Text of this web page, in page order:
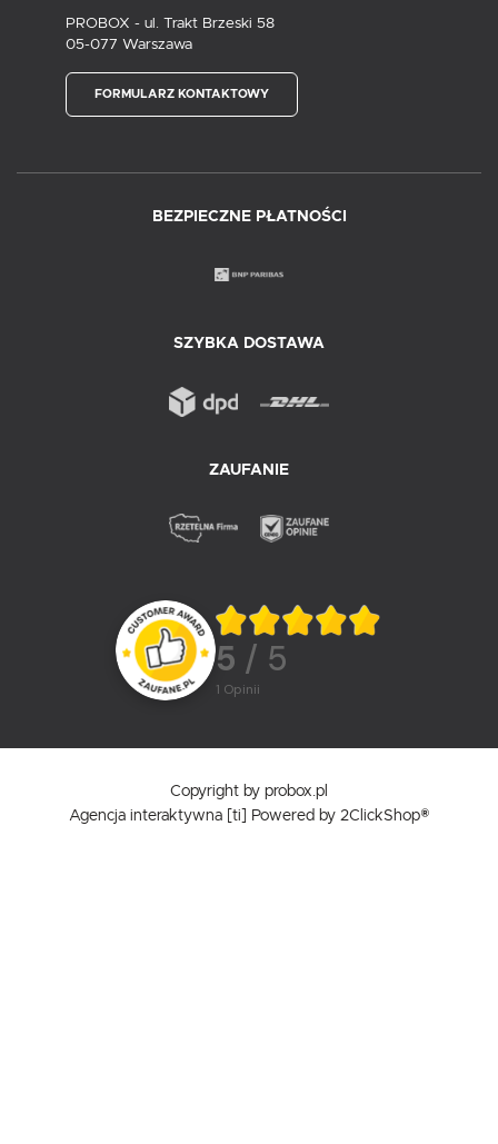
PROBOX - ul. Trakt Brzeski 58
05-077 Warszawa
FORMULARZ KONTAKTOWY
BEZPIECZNE PŁATNOŚCI
SZYBKA DOSTAWA
ZAUFANIE
5 / 5
1 opinii
Copyright by probox.pl
Agencja interaktywna
[ti] Powered by 2ClickShop®